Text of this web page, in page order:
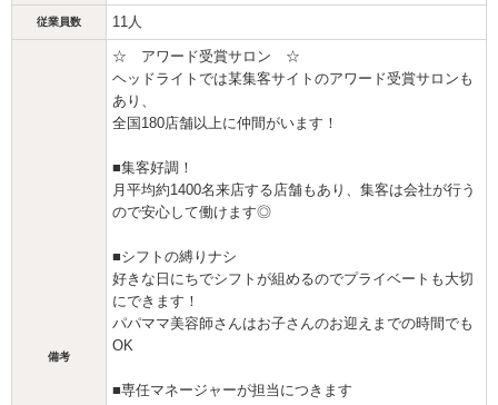
従業員数 11人
備考
☆ アワード受賞サロン ☆
ヘッドライトでは某集客サイトのアワード受賞サロンも
あり、
全国180店舗以上に仲間がいます！
■集客好調！
月平均約1400名来店する店舗もあり、集客は会社が行う
ので安心して働けます◎
■シフトの縛りナシ
好きな日にちでシフトが組めるのでプライベートも大切
にできます！
パパママ美容師さんはお子さんのお迎えまでの時間でも
OK
■専任マネージャーが担当につきます